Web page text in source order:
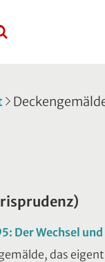
Der Wechsel
das